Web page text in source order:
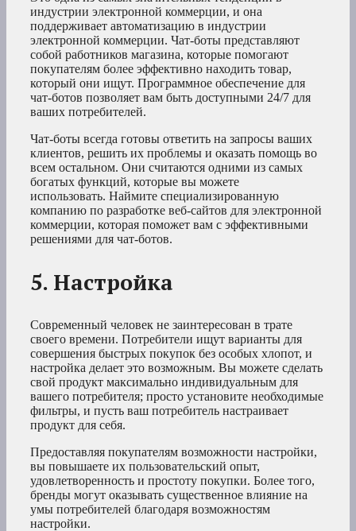
индустрии электронной коммерции, и она
поддерживает автоматизацию в индустрии
электронной коммерции. Чат-боты представляют
собой работников магазина, которые помогают
покупателям более эффективно находить товар,
который они ищут. Программное обеспечение для
чат-ботов позволяет вам быть доступными 24/7 для
ваших потребителей.
Чат-боты всегда готовы ответить на запросы ваших
клиентов, решить их проблемы и оказать помощь во
всем остальном. Они считаются одними из самых
богатых функций, которые вы можете
использовать. Наймите специализированную
компанию по разработке веб-сайтов для электронной
коммерции, которая поможет вам с эффективными
решениями для чат-ботов.
5. Настройка
Современный человек не заинтересован в трате
своего времени. Потребители ищут варианты для
совершения быстрых покупок без особых хлопот, и
настройка делает это возможным. Вы можете сделать
свой продукт максимально индивидуальным для
вашего потребителя; просто установите необходимые
фильтры, и пусть ваш потребитель настраивает
продукт для себя.
Предоставляя покупателям возможности настройки,
вы повышаете их пользовательский опыт,
удовлетворенность и простоту покупки. Более того,
бренды могут оказывать существенное влияние на
умы потребителей благодаря возможностям
настройки.